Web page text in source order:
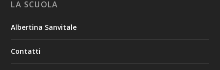
LA SCUOLA
Albertina Sanvitale
Contatti